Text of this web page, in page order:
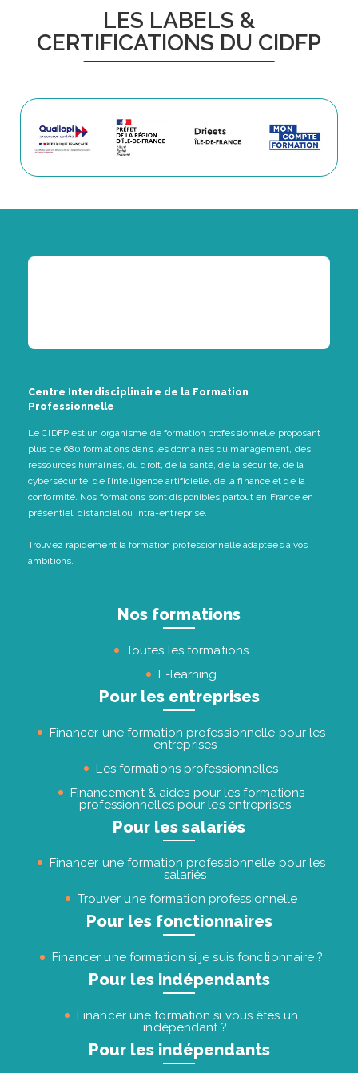
LES LABELS &
CERTIFICATIONS DU CIDFP
Centre Interdisciplinaire de la Formation
Professionnelle
Le CIDFP est un organisme de formation professionnelle proposant
plus de 680 formations dans les domaines du management, des
ressources humaines, du droit, de la santé, de la sécurité, de la
cybersécurité, de l’intelligence artificielle, de la finance et de la
conformité. Nos formations sont disponibles partout en France en
présentiel, distanciel ou intra-entreprise.
Trouvez rapidement la formation professionnelle adaptées à vos
ambitions.
Nos formations
Toutes les formations
E-learning
Pour les entreprises
Financer une formation professionnelle pour les
entreprises
Les formations professionnelles
Financement & aides pour les formations
professionnelles pour les entreprises
Pour les salariés
Financer une formation professionnelle pour les
salariés
Trouver une formation professionnelle
Pour les fonctionnaires
Financer une formation si je suis fonctionnaire ?
Pour les indépendants
Financer une formation si vous êtes un
indépendant ?
Pour les indépendants